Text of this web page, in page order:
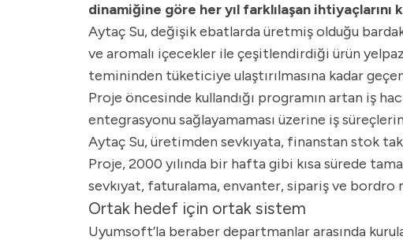
dinamiğine göre her yıl farklılaşan
Aytaç Su, değişik ebatlarda üretmiş olduğu
ve aromalı içecekler ile çeşitlendirdiği ürün
temininden tüketiciye ulaştırılmasına kadar
Proje öncesinde kullandığı programın artan iş
entegrasyonu sağlayamaması üzerine iş
Aytaç Su, üretimden sevkıyata, finanstan stok
Proje, 2000 yılında bir hafta gibi kısa sürede
sevkıyat, faturalama, envanter, sipariş ve bordro
Ortak hedef için ortak sistem
Uyumsoft’la beraber departmanlar arasında